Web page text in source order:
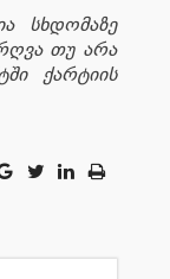
სხდომაზე
თუ არა
ქარტიის